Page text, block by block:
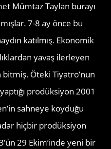
Mümtaz Taylan burayı
7-8 ay önce bu
katılmış. Ekonomik
yavaş ilerleyen
Öteki Tiyatro’nun
prodüksiyon 2001
sahneye koyduğu
hiçbir prodüksiyon
29 Ekim’inde yeni bir